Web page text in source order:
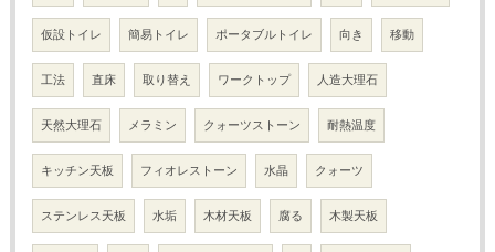
仮設トイレ 簡易トイレ ポータブルトイレ 向き 移動
工法 直床 取り替え ワークトップ 人造大理石
天然大理石 メラミン クォーツストーン 耐熱温度
キッチン天板 フィオレストーン 水晶 クォーツ
ステンレス天板 水垢 木材天板 腐る 木製天板